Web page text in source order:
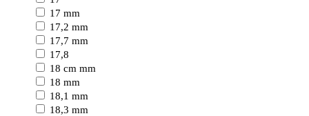
17 mm
17,2 mm
17,7 mm
17,8
18 cm mm
18 mm
18,1 mm
18,3 mm